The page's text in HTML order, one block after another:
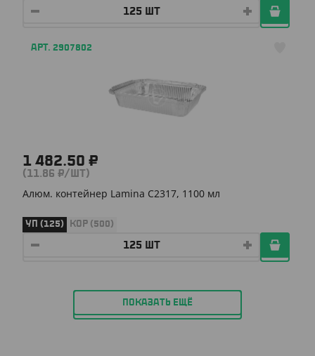
АРТ. 2907802
1 482.50 ₽
(11.86 ₽/ШТ)
Алюм. контейнер Lamina C2317, 1100 мл
УП (125) КОР (500)
ПОКАЗАТЬ ЕЩЁ